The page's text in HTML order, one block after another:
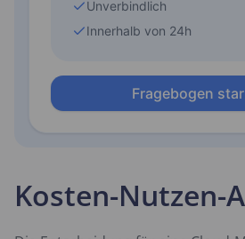
Kosten-Nutzen-